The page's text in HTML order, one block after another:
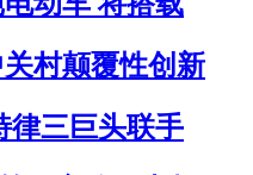
村颠覆性创新
律三巨头联手